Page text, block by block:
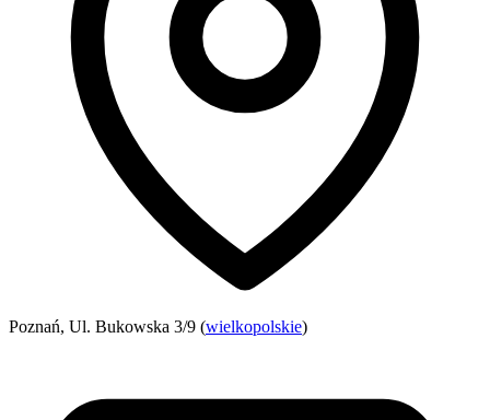
Poznań, Ul. Bukowska 3/9 (wielkopolskie)